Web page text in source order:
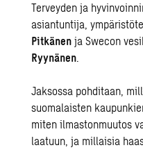
Terveyden ja
asiantuntija,
Pitkänen jaSwecon
Ryynänen.
Jaksossa pohditaan,
suomalaisten
miten ilmastonmuutos
laatuun, ja millaisia